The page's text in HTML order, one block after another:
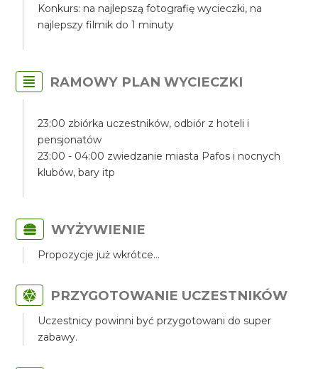
Konkurs: na najlepszą fotografię wycieczki, na
najlepszy filmik do 1 minuty
RAMOWY PLAN WYCIECZKI
23:00 zbiórka uczestników, odbiór z hoteli i
pensjonatów
23:00 - 04:00 zwiedzanie miasta Pafos i nocnych
klubów, bary itp
WYŻYWIENIE
Propozycje już wkrótce...
PRZYGOTOWANIE UCZESTNIKÓW
Uczestnicy powinni być przygotowani do super
zabawy.